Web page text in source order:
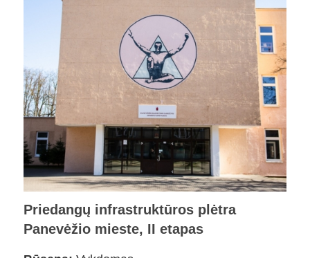
Priedangų infrastruktūros plėtra
Panevėžio mieste, II etapas